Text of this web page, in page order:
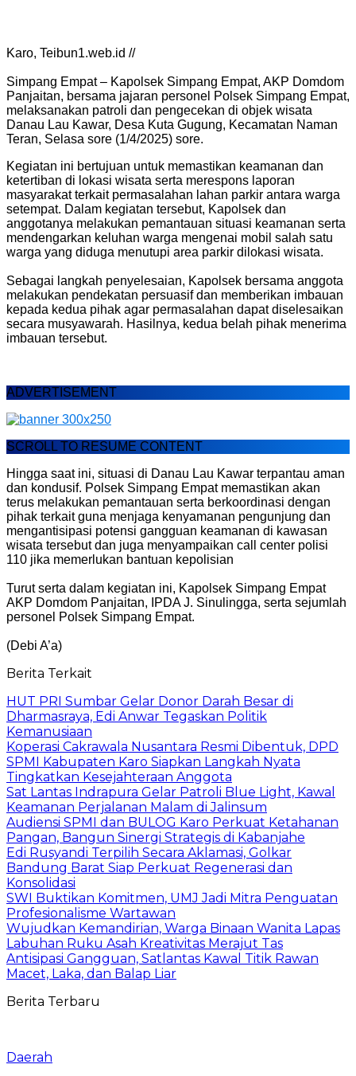
Karo, Teibun1.web.id //
Simpang Empat – Kapolsek Simpang Empat, AKP Domdom
Panjaitan, bersama jajaran personel Polsek Simpang Empat,
melaksanakan patroli dan pengecekan di objek wisata
Danau Lau Kawar, Desa Kuta Gugung, Kecamatan Naman
Teran, Selasa sore (1/4/2025) sore.
Kegiatan ini bertujuan untuk memastikan keamanan dan
ketertiban di lokasi wisata serta merespons laporan
masyarakat terkait permasalahan lahan parkir antara warga
setempat. Dalam kegiatan tersebut, Kapolsek dan
anggotanya melakukan pemantauan situasi keamanan serta
mendengarkan keluhan warga mengenai mobil salah satu
warga yang diduga menutupi area parkir dilokasi wisata.
Sebagai langkah penyelesaian, Kapolsek bersama anggota
melakukan pendekatan persuasif dan memberikan imbauan
kepada kedua pihak agar permasalahan dapat diselesaikan
secara musyawarah. Hasilnya, kedua belah pihak menerima
imbauan tersebut.
ADVERTISEMENT
SCROLL TO RESUME CONTENT
Hingga saat ini, situasi di Danau Lau Kawar terpantau aman
dan kondusif. Polsek Simpang Empat memastikan akan
terus melakukan pemantauan serta berkoordinasi dengan
pihak terkait guna menjaga kenyamanan pengunjung dan
mengantisipasi potensi gangguan keamanan di kawasan
wisata tersebut dan juga menyampaikan call center polisi
110 jika memerlukan bantuan kepolisian
Turut serta dalam kegiatan ini, Kapolsek Simpang Empat
AKP Domdom Panjaitan, IPDA J. Sinulingga, serta sejumlah
personel Polsek Simpang Empat.
(Debi A’a)
Berita Terkait
HUT PRI Sumbar Gelar Donor Darah Besar di
Dharmasraya, Edi Anwar Tegaskan Politik
Kemanusiaan
Koperasi Cakrawala Nusantara Resmi Dibentuk, DPD
SPMI Kabupaten Karo Siapkan Langkah Nyata
Tingkatkan Kesejahteraan Anggota
Sat Lantas Indrapura Gelar Patroli Blue Light, Kawal
Keamanan Perjalanan Malam di Jalinsum
Audiensi SPMI dan BULOG Karo Perkuat Ketahanan
Pangan, Bangun Sinergi Strategis di Kabanjahe
Edi Rusyandi Terpilih Secara Aklamasi, Golkar
Bandung Barat Siap Perkuat Regenerasi dan
Konsolidasi
SWI Buktikan Komitmen, UMJ Jadi Mitra Penguatan
Profesionalisme Wartawan
Wujudkan Kemandirian, Warga Binaan Wanita Lapas
Labuhan Ruku Asah Kreativitas Merajut Tas
Antisipasi Gangguan, Satlantas Kawal Titik Rawan
Macet, Laka, dan Balap Liar
Berita Terbaru
Daerah